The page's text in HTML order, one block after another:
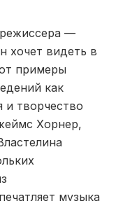
режиссера —
хочет видеть в
примеры
как
и творчество
Хорнер,
музыка